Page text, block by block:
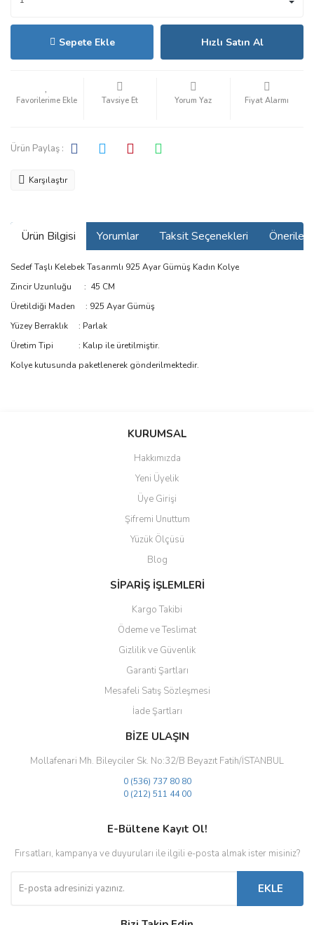
Sepete Ekle Hızlı Satın Al
Tavsiye Et Yorum Yaz Fiyat Alarmı
Ürün Paylaş :
Karşılaştır
Ürün Bilgisi Yorumlar Taksit Seçenekleri
Sedef Taşlı Kelebek Tasarımlı 925 Ayar Gümüş Kadın Kolye
Zincir Uzunluğu : 45 CM
Üretildiği Maden : 925 Ayar Gümüş
Yüzey Berraklık : Parlak
Üretim Tipi : Kalıp ile üretilmiştir.
Kolye kutusunda paketlenerek gönderilmektedir.
Bu ürüne ilk yorumu siz yapın!
Yorum Yaz
Ürün resmi kalitesiz, bozuk veya görüntülenemiyor.
Ürün açıklamasında eksik bilgiler bulunuyor.
Ürün bilgilerinde hatalar bulunuyor.
Ürün fiyatı diğer sitelerden daha pahalı.
Bu ürüne benzer farklı alternatifler olmalı.
Gönder
KURUMSAL
Hakkımızda
Yeni Üyelik
Üye Girişi
Şifremi Unuttum
Yüzük Ölçüsü
Blog
SİPARİŞ İŞLEMLERİ
Kargo Takibi
Ödeme ve Teslimat
Gizlilik ve Güvenlik
Garanti Şartları
Mesafeli Satış Sözleşmesi
İade Şartları
BİZE ULAŞIN
Mollafenari Mh. Bileyciler Sk. No:32/B Beyazıt Fatih/İSTANBUL
0 (536) 737 80 80
0 (212) 511 44 00
E-Bültene Kayıt Ol!
Fırsatları, kampanya ve duyuruları ile ilgili e-posta almak ister misiniz?
EKLE